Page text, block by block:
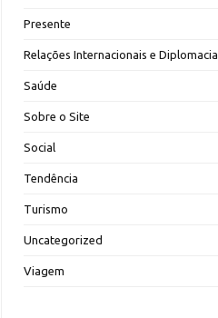
Presente
Relações Internacionais e Diplomacia
Saúde
Sobre o Site
Social
Tendência
Turismo
Uncategorized
Viagem